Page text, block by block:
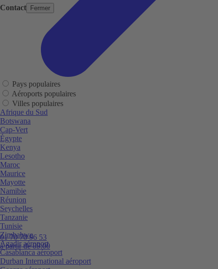
Contact Fermer
01 70 70 96 53
à partir de 09:00
Pays populaires
Aéroports populaires
Villes populaires
Afrique du Sud
Botswana
Cap-Vert
Égypte
Kenya
Lesotho
Maroc
Maurice
Mayotte
Namibie
Réunion
Seychelles
Tanzanie
Tunisie
Zimbabwe
Agadir aéroport
Casablanca aéroport
Durban International aéroport